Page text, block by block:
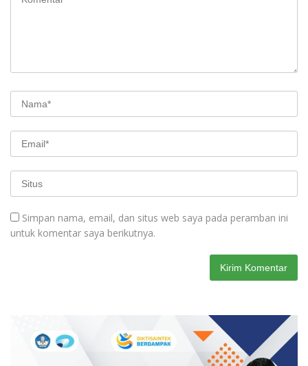
Simpan nama, email, dan situs web saya pada peramban ini
untuk komentar saya berikutnya.